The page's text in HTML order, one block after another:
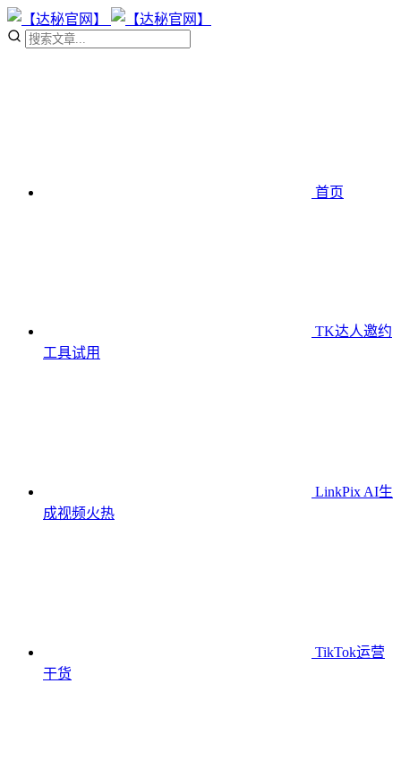
首页
TK达人邀约
工具试用
LinkPix AI生
成视频火热
TikTok运营
干货